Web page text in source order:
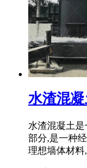
水渣混
水渣混凝土
部分,是一种
理想墙体材料